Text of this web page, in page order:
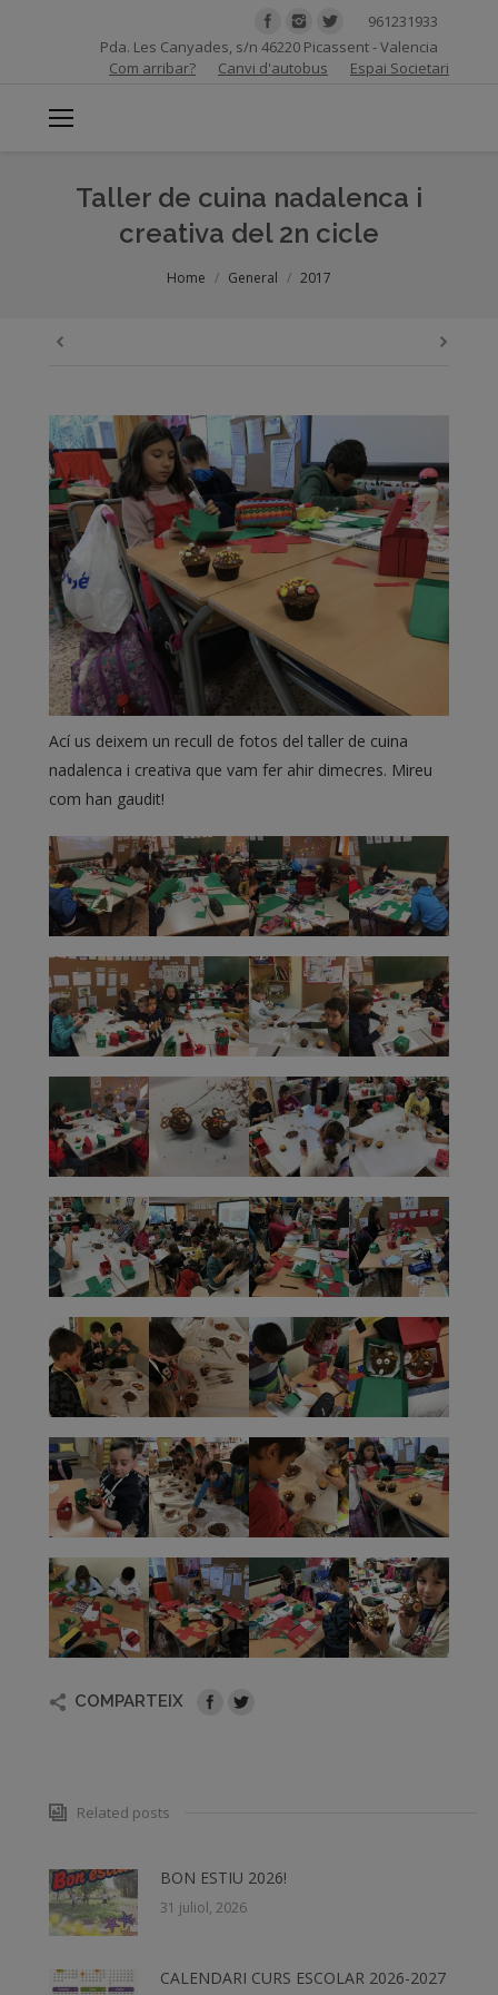
961231933
Pda. Les Canyades, s/n 46220 Picassent - Valencia
Com arribar?
Canvi d'autobus Espai Societari
Taller de cuina nadalenca i
creativa del 2n cicle
Home General 2017
Ací us deixem un recull de fotos del taller de cuina
nadalenca i creativa que vam fer ahir dimecres. Mireu
com han gaudit!
COMPARTEIX
Related posts
BON ESTIU 2026!
31 juliol, 2026
CALENDARI CURS ESCOLAR 2026-2027